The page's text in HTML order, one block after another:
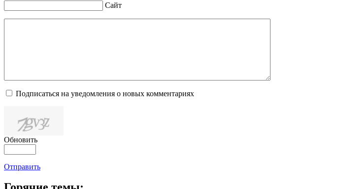
Сайт
Подписаться на уведомления о новых комментариях
Обновить
Отправить